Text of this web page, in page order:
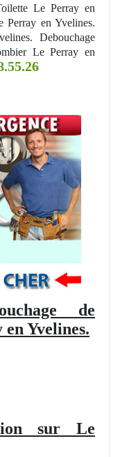
Le Perray en
Perray en Yvelines.
Debouchage
Le Perray en
de
Yvelines.
sur Le